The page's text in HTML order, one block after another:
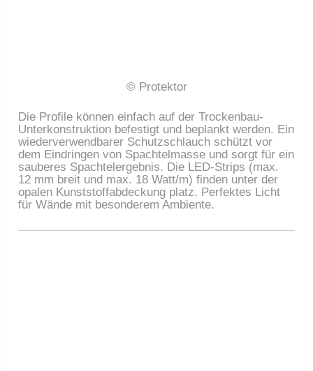
© Protektor
Die Profile können einfach auf der Trockenbau-
Unterkonstruktion befestigt und beplankt werden. Ein
wiederverwendbarer Schutzschlauch schützt vor
dem Eindringen von Spachtelmasse und sorgt für ein
sauberes Spachtelergebnis. Die LED-Strips (max.
12 mm breit und max. 18 Watt/m) finden unter der
opalen Kunststoffabdeckung platz. Perfektes Licht
für Wände mit besonderem Ambiente.